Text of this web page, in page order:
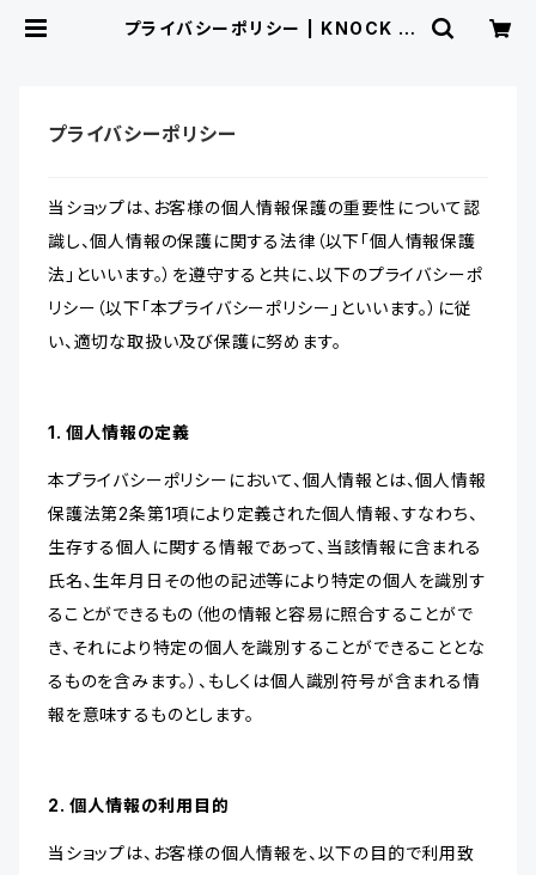
プライバシーポリシー | KNOCK ×
プライバシーポリシー
当ショップは、お客様の個人情報保護の重要性について認
識し、個人情報の保護に関する法律（以下「個人情報保護
法」といいます。）を遵守すると共に、以下のプライバシーポ
リシー（以下「本プライバシーポリシー」といいます。）に従
い、適切な取扱い及び保護に努めます。
1. 個人情報の定義
本プライバシーポリシーにおいて、個人情報とは、個人情報
保護法第2条第1項により定義された個人情報、すなわち、
生存する個人に関する情報であって、当該情報に含まれる
氏名、生年月日その他の記述等により特定の個人を識別す
ることができるもの（他の情報と容易に照合することがで
き、それにより特定の個人を識別することができることとな
るものを含みます。）、もしくは個人識別符号が含まれる情
報を意味するものとします。
2. 個人情報の利用目的
当ショップは、お客様の個人情報を、以下の目的で利用致